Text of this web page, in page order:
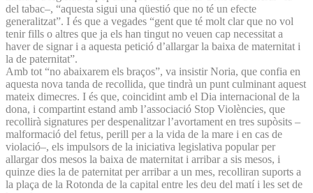
del tabac–, “aquesta sigui una qüestió que no té un efecte
generalitzat”. I és que a vegades “gent que té molt clar que no vol
tenir fills o altres que ja els han tingut no veuen cap necessitat a
haver de signar i a aquesta petició d’allargar la baixa de maternitat i
la de paternitat”.
Amb tot “no abaixarem els braços”, va insistir Noria, que confia en
aquesta nova tanda de recollida, que tindrà un punt culminant aquest
mateix dimecres. I és que, coincidint amb el Dia internacional de la
dona, i compartint estand amb l’associació Stop Violències, que
recollirà signatures per despenalitzar l’avortament en tres supòsits –
malformació del fetus, perill per a la vida de la mare i en cas de
violació–, els impulsors de la iniciativa legislativa popular per
allargar dos mesos la baixa de maternitat i arribar a sis mesos, i
quinze dies la de paternitat per arribar a un mes, recolliran suports a
la plaça de la Rotonda de la capital entre les deu del matí i les set de